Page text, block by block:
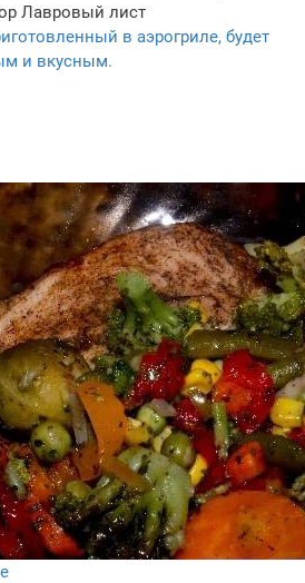
Лавровый лист
в аэрогриле, будет
и вкусным.